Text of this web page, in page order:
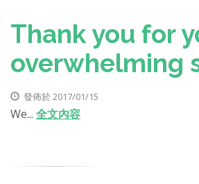
Thank you for
overwhelming
發佈於 2017/01/15
We... 全文內容